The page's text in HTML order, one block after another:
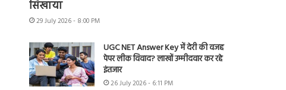
सिखाया
29 July 2026 - 8:00 PM
UGC NET Answer Key में देरी की वजह
पेपर लीक विवाद? लाखों उम्मीदवार कर रहे
इंतजार
26 July 2026 - 6:11 PM